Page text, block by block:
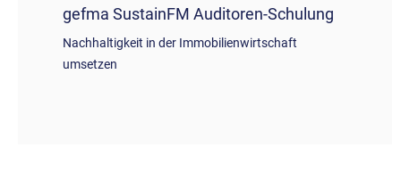
gefma SustainFM Auditoren-Schulung
Nachhaltigkeit in der Immobilienwirtschaft
umsetzen